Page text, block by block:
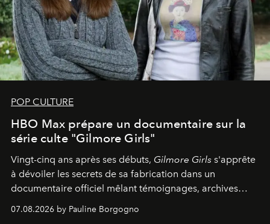
POP CULTURE
HBO Max prépare un documentaire sur la
série culte "Gilmore Girls"
Vingt-cinq ans après ses débuts, Gilmore Girls s'apprête
à dévoiler les secrets de sa fabrication dans un
documentaire officiel mêlant témoignages, archives
inédites et plongée dans les coulisses d'un phénomène
générationnel.
07.08.2026 by Pauline Borgogno